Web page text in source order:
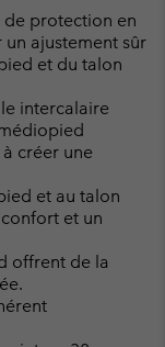
protection en
ajustement sûr
et du talon
intercalaire
créer une
et au talon
et un
offrent de la